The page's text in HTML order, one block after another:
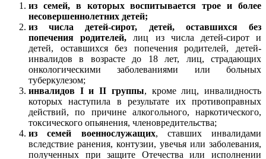
из семей, в которых воспитывается трое и более
несовершеннолетних детей;
из числа детей-сирот, детей, оставшихся без
попечения родителей, лиц из числа детей-сирот и
детей, оставшихся без попечения родителей, детей-
инвалидов в возрасте до 18 лет, лиц, страдающих
онкологическими заболеваниями или больных
туберкулезом;
инвалидов I и II группы, кроме лиц, инвалидность
которых наступила в результате их противоправных
действий, по причине алкогольного, наркотического,
токсического опьянения, членовредительства;
из семей военнослужащих, ставших инвалидами
вследствие ранения, контузии, увечья или заболевания,
полученных при защите Отечества или исполнении